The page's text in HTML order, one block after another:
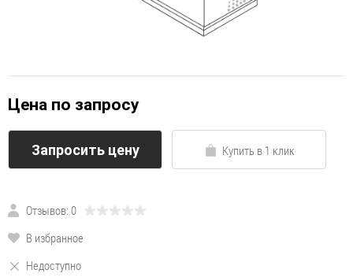
Цена по запросу
Запросить цену Купить в 1 клик
Отзывов: 0
В избранное
Недоступно